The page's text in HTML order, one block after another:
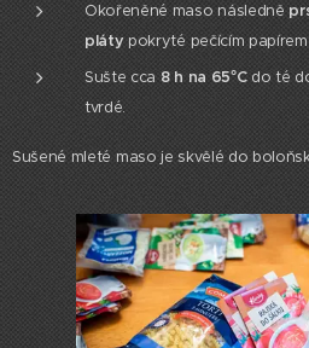
Okořeněné maso následně
plátypokryté pečícím papírem
Sušte cca 8 h na 65°C do té
tvrdé.
Sušené mleté maso je skvělé do